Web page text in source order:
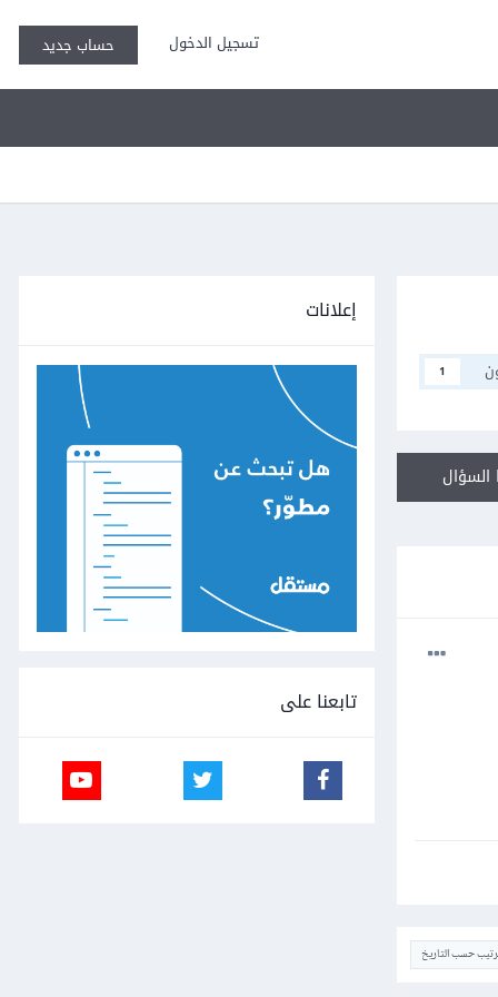
تسجيل الدخول حساب جديد
1
حسب التاريخ
إعلانات
تابعنا على